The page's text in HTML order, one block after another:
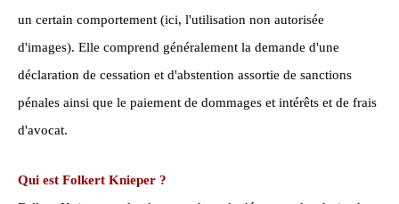
un certain comportement (ici, l'utilisation non autorisée
d'images). Elle comprend généralement la demande d'une
déclaration de cessation et d'abstention assortie de sanctions
pénales ainsi que le paiement de dommages et intérêts et de frais
d'avocat.
Qui est Folkert Knieper ?